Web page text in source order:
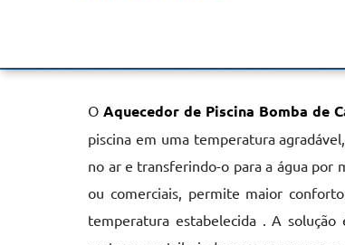
OAquecedor de Piscina Bomba de
piscina em uma temperatura
no ar e transferindo-o para a água por
ou comerciais, permite maior
temperatura estabelecida . A